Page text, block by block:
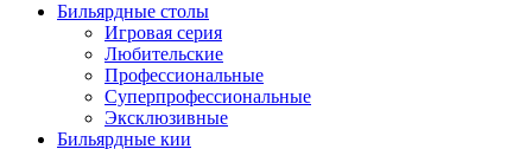
Бильярдные столы
Игровая серия
Любительские
Профессиональные
Суперпрофессиональные
Эксклюзивные
Бильярдные кии